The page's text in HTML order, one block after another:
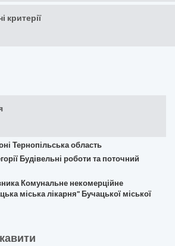
критерії
Тернопільська область
Будівельні роботи та поточний
Комунальне некомерційне
міська лікарня" Бучацької міської